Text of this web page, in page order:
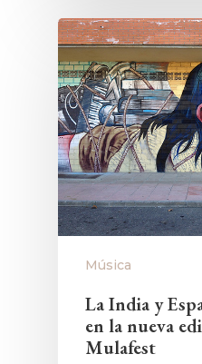
Música
La India y
en la nueva
Mulafest